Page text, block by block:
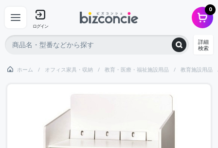
ログイン
0
詳細
検索
ホーム オフィス家具・収納 教育・医療・福祉施設用品 教育施設用品